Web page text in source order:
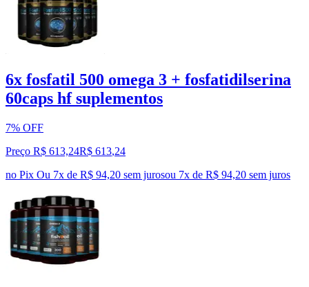
6x fosfatil 500 omega 3 + fosfatidilserina
60caps hf suplementos
7% OFF
Preço R$ 613,24R$ 613,24
no Pix Ou 7x de R$ 94,20 sem jurosou 7x de R$ 94,20 sem juros